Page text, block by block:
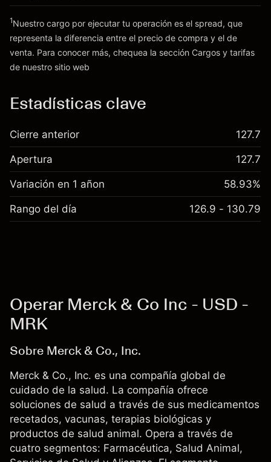
Cargos
1Nuestro cargo por ejecutar tu operación es el spread, que
representa la diferencia entre el precio de compra y el de
venta. Para conocer más, chequea la sección Cargos y tarifas
de nuestro sitio web
Estadísticas clave
Cierre anterior 127.7
Apertura 127.7
Variación en 1 añon 58.93%
Rango del día 126.9 - 130.79
Operar Merck & Co Inc - USD -
MRK
Sobre Merck & Co., Inc.
Merck & Co., Inc. es una compañía global de
cuidado de la salud. La compañía ofrece
soluciones de salud a través de sus medicamentos
recetados, vacunas, terapias biológicas y
productos de salud animal. Opera a través de
cuatro segmentos: Farmacéutica, Salud Animal,